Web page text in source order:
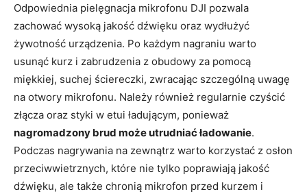
Odpowiednia pielęgnacja mikrofonu DJI pozwala
zachować wysoką jakość dźwięku oraz wydłużyć
żywotność urządzenia. Po każdym nagraniu warto
usunąć kurz i zabrudzenia z obudowy za pomocą
miękkiej, suchej ściereczki, zwracając szczególną uwagę
na otwory mikrofonu. Należy również regularnie czyścić
złącza oraz styki w etui ładującym, ponieważ
nagromadzony brud może utrudniać ładowanie.
Podczas nagrywania na zewnątrz warto korzystać z osłon
przeciwwietrznych, które nie tylko poprawiają jakość
dźwięku, ale także chronią mikrofon przed kurzem i